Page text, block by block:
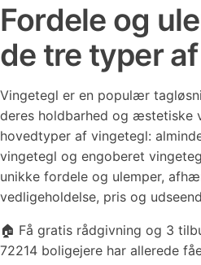
Fordele og
de tre typer
Vingetegl er en populær
deres holdbarhed og æstetiske
hovedtyper af vingetegl:
vingetegl og engoberet
unikke fordele og ulemper,
vedligeholdelse, pris og
🏠 Få gratis rådgivning og 3
72214 boligejere har allerede